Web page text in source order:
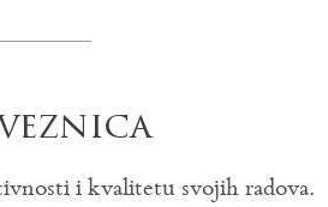
i kvalitetu svojih radova.